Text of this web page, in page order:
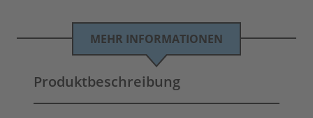
MEHR INFORMATIONEN
Produktbeschreibung